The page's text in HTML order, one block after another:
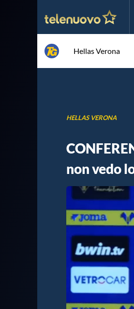
Hellas Verona
HELLAS VERONA
non vedo